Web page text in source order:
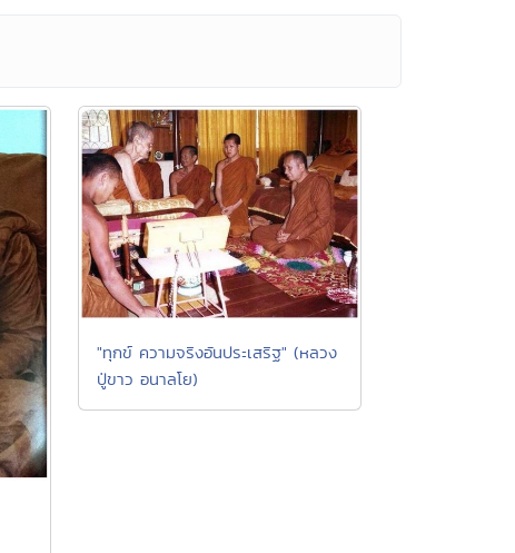
"ทุกข์ ความจริงอันประเสริฐ" (หลวง
ปู่ขาว อนาลโย)